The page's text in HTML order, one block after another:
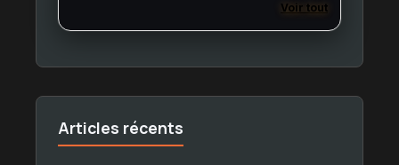
Voir tout
Articles récents